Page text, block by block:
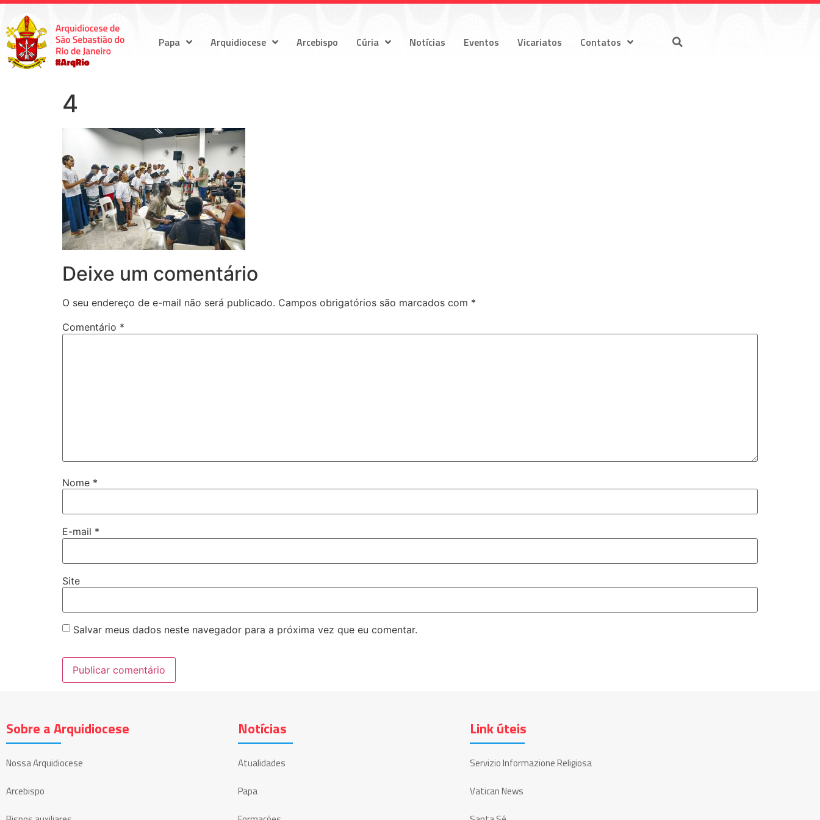
Papa Arquidiocese Arcebispo Cúria Notícias Eventos Vicariatos Contatos
4
Deixe um comentário
O seu endereço de e-mail não será publicado. Campos obrigatórios são marcados com *
Comentário *
Nome *
E-mail *
Site
Salvar meus dados neste navegador para a próxima vez que eu comentar.
Sobre a Arquidiocese
Nossa Arquidiocese
Arcebispo
Notícias
Atualidades
Papa
Link úteis
Servizio Informazione Religiosa
Vatican News